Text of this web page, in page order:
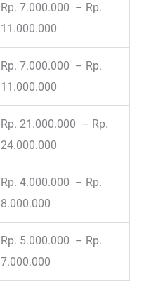
Rp. 7.000.000 – Rp.
11.000.000
Rp. 7.000.000 – Rp.
11.000.000
Rp. 21.000.000 – Rp.
24.000.000
Rp. 4.000.000 – Rp.
8.000.000
Rp. 5.000.000 – Rp.
7.000.000